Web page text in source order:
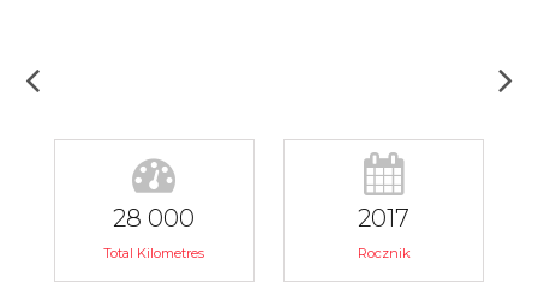
28 000
Total Kilometres
2017
Rocznik